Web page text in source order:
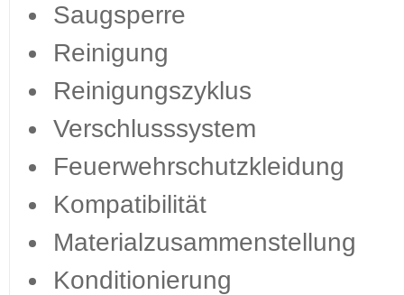
Saugsperre
Reinigung
Reinigungszyklus
Verschlusssystem
Feuerwehrschutzkleidung
Kompatibilität
Materialzusammenstellung
Konditionierung